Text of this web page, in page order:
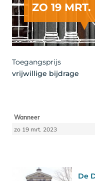
ZO 19 MRT.
Artist
Toegangsprijs
vrijwillige bijdrage
Wanneer
zo 19 mrt. 2023
De